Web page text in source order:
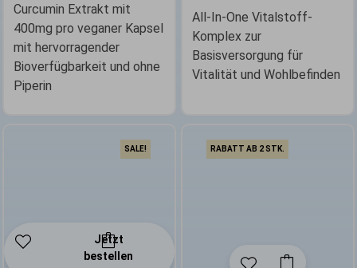
Curcumin Extrakt mit
400mg pro veganer Kapsel
mit hervorragender
Bioverfügbarkeit und ohne
Piperin
All-In-One Vitalstoff-
Komplex zur
Basisversorgung für
Vitalität und Wohlbefinden
SALE!
Jetzt
bestellen
RABATT AB 2 STK.